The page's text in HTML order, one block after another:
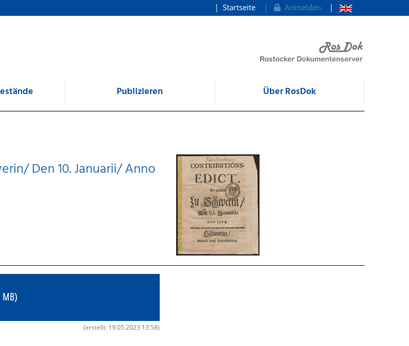
Startseite Anmelden
Publizieren Über RosDok
Den 10. Januarii/ Anno
(erstellt: 19.05.2023 13:58)